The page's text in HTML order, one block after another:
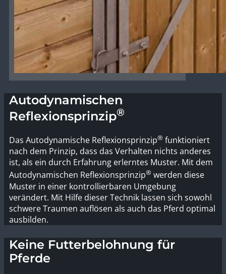
Autodynamischen
Reflexionsprinzip®
Das Autodynamische Reflexionsprinzip® funktioniert
nach dem Prinzip, dass das Verhalten nichts anderes
ist, als ein durch Erfahrung erlerntes Muster. Mit dem
Autodynamischen Reflexionsprinzip® werden diese
Muster in einer kontrollierbaren Umgebung
verändert. Mit Hilfe dieser Technik lassen sich sowohl
schwere Traumen auflösen als auch das Pferd optimal
ausbilden.
Keine Futterbelohnung für
Pferde